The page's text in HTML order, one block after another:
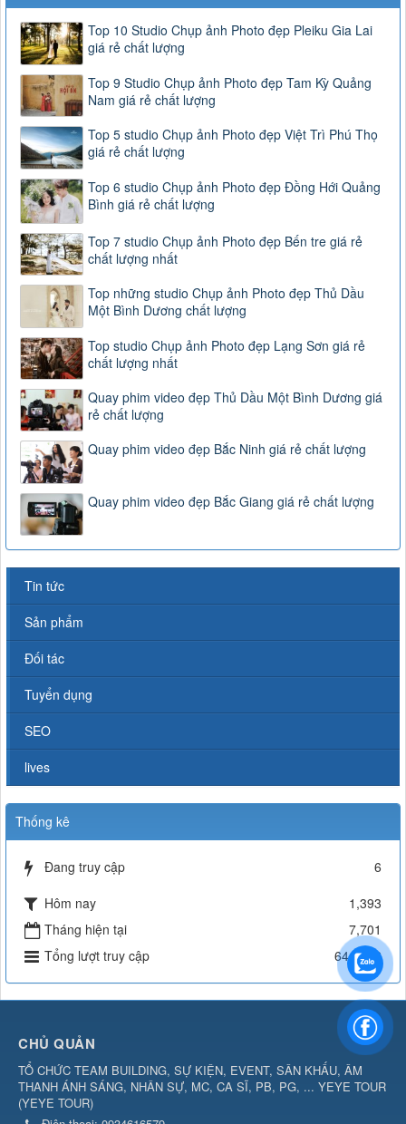
Top 10 Studio Chụp ảnh Photo đẹp Pleiku Gia Lai
giá rẻ chất lượng
Top 9 Studio Chụp ảnh Photo đẹp Tam Kỳ Quảng
Nam giá rẻ chất lượng
Top 5 studio Chụp ảnh Photo đẹp Việt Trì Phú Thọ
giá rẻ chất lượng
Top 6 studio Chụp ảnh Photo đẹp Đồng Hới Quảng
Bình giá rẻ chất lượng
Top 7 studio Chụp ảnh Photo đẹp Bến tre giá rẻ
chất lượng nhất
Top những studio Chụp ảnh Photo đẹp Thủ Dầu
Một Bình Dương chất lượng
Top studio Chụp ảnh Photo đẹp Lạng Sơn giá rẻ
chất lượng nhất
Quay phim video đẹp Thủ Dầu Một Bình Dương giá
rẻ chất lượng
Quay phim video đẹp Bắc Ninh giá rẻ chất lượng
Quay phim video đẹp Bắc Giang giá rẻ chất lượng
Tin tức
Sản phẩm
Đối tác
Tuyển dụng
SEO
lives
Thống kê
Đang truy cập
6
Hôm nay
1,393
Tháng hiện tại
7,701
Tổng lượt truy cập
644,532
CHỦ QUẢN
TỔ CHỨC TEAM BUILDING, SỰ KIỆN, EVENT, SÂN KHẤU, ÂM
THANH ÁNH SÁNG, NHÂN SỰ, MC, CA SĨ, PB, PG, ... YEYE TOUR
(YEYE TOUR)